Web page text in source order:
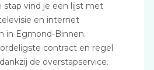
stap vind je een lijst met
en internet
in Egmond-Binnen.
contract en regel
de overstapservice.